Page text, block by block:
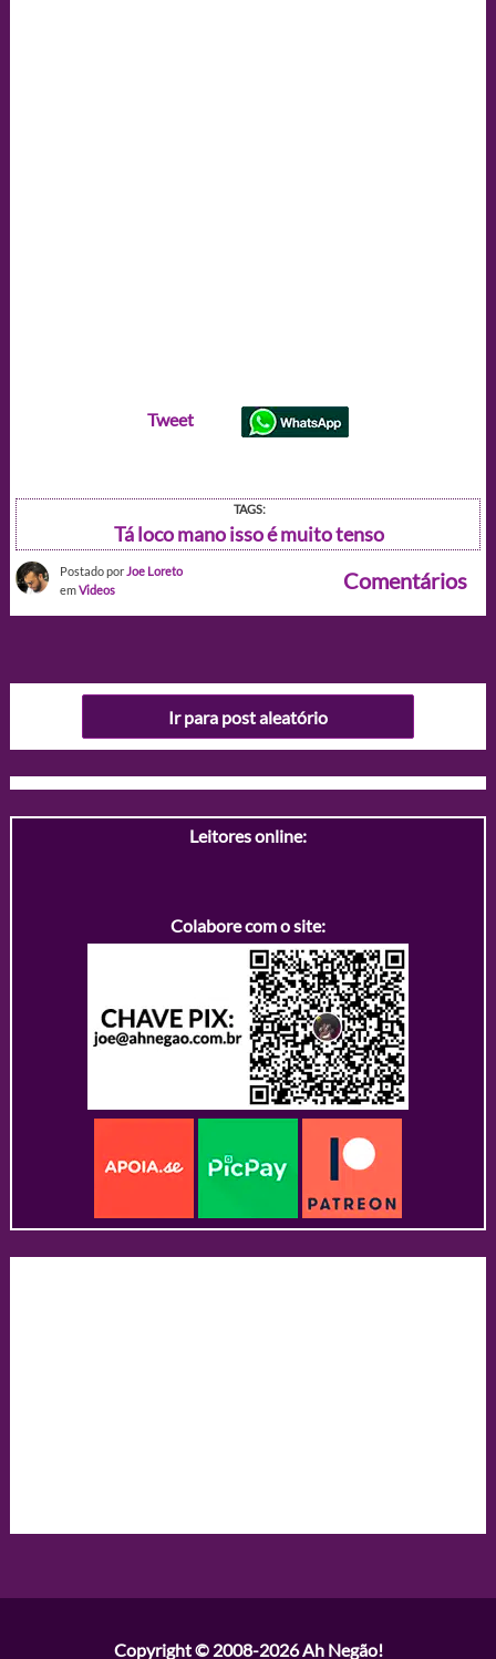
Tweet
TAGS:
Tá loco mano isso é muito tenso
Postado por Joe Loreto
emVideos Comentários
Ir para post aleatório
Leitores online:
Colabore com o site:
Copyright © 2008-2026Ah Negão!